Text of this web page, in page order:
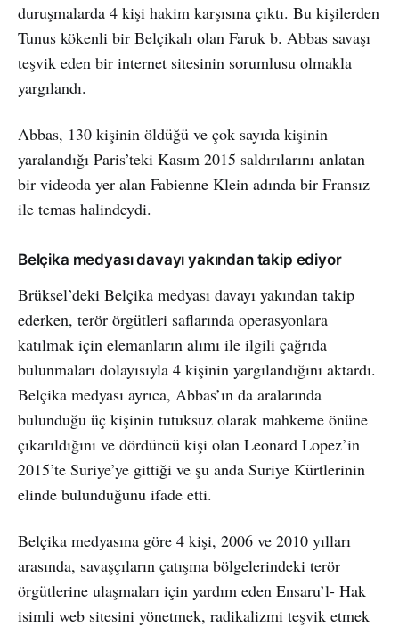
duruşmalarda 4 kişi hakim karşısına çıktı. Bu kişilerden
Tunus kökenli bir Belçikalı olan Faruk b. Abbas savaşı
teşvik eden bir internet sitesinin sorumlusu olmakla
yargılandı.
Abbas, 130 kişinin öldüğü ve çok sayıda kişinin
yaralandığı Paris’teki Kasım 2015 saldırılarını anlatan
bir videoda yer alan Fabienne Klein adında bir Fransız
ile temas halindeydi.
Belçika medyası davayı yakından takip ediyor
Brüksel’deki Belçika medyası davayı yakından takip
ederken, terör örgütleri saflarında operasyonlara
katılmak için elemanların alımı ile ilgili çağrıda
bulunmaları dolayısıyla 4 kişinin yargılandığını aktardı.
Belçika medyası ayrıca, Abbas’ın da aralarında
bulunduğu üç kişinin tutuksuz olarak mahkeme önüne
çıkarıldığını ve dördüncü kişi olan Leonard Lopez’in
2015’te Suriye’ye gittiği ve şu anda Suriye Kürtlerinin
elinde bulunduğunu ifade etti.
Belçika medyasına göre 4 kişi, 2006 ve 2010 yılları
arasında, savaşçıların çatışma bölgelerindeki terör
örgütlerine ulaşmaları için yardım eden Ensaru’l- Hak
isimli web sitesini yönetmek, radikalizmi teşvik etmek